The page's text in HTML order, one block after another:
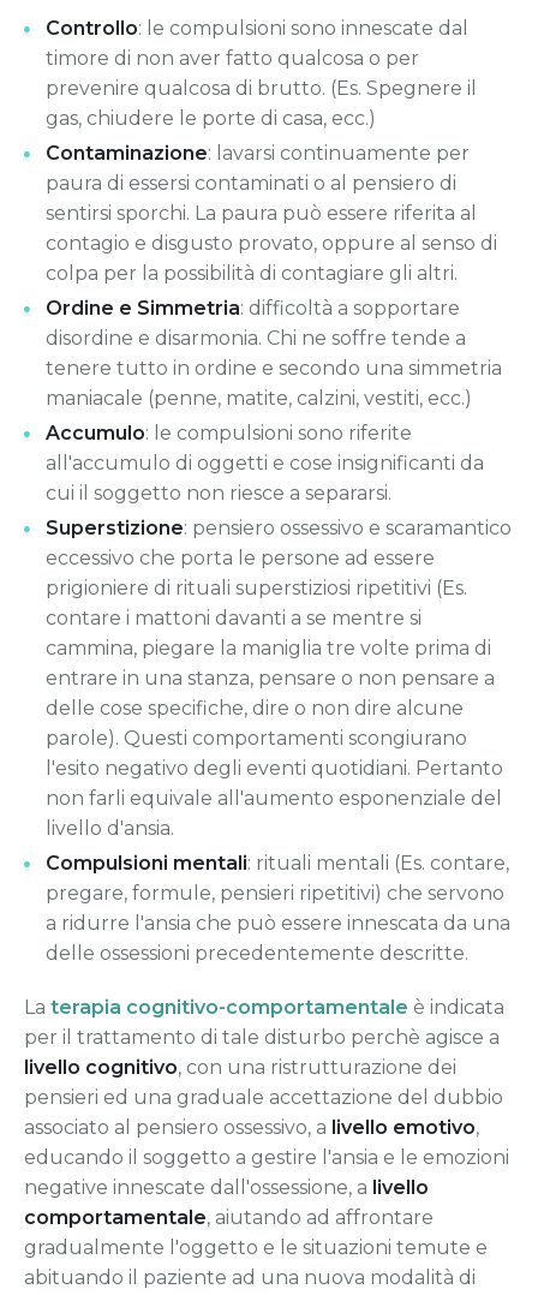
Controllo: le compulsioni sono innescate dal
timore di non aver fatto qualcosa o per
prevenire qualcosa di brutto. (Es. Spegnere il
gas, chiudere le porte di casa, ecc.)
Contaminazione: lavarsi continuamente per
paura di essersi contaminati o al pensiero di
sentirsi sporchi. La paura può essere riferita al
contagio e disgusto provato, oppure al senso di
colpa per la possibilità di contagiare gli altri.
Ordine e Simmetria: difficoltà a sopportare
disordine e disarmonia. Chi ne soffre tende a
tenere tutto in ordine e secondo una simmetria
maniacale (penne, matite, calzini, vestiti, ecc.)
Accumulo: le compulsioni sono riferite
all'accumulo di oggetti e cose insignificanti da
cui il soggetto non riesce a separarsi.
Superstizione: pensiero ossessivo e scaramantico
eccessivo che porta le persone ad essere
prigioniere di rituali superstiziosi ripetitivi (Es.
contare i mattoni davanti a se mentre si
cammina, piegare la maniglia tre volte prima di
entrare in una stanza, pensare o non pensare a
delle cose specifiche, dire o non dire alcune
parole). Questi comportamenti scongiurano
l'esito negativo degli eventi quotidiani. Pertanto
non farli equivale all'aumento esponenziale del
livello d'ansia.
Compulsioni mentali: rituali mentali (Es. contare,
pregare, formule, pensieri ripetitivi) che servono
a ridurre l'ansia che può essere innescata da una
delle ossessioni precedentemente descritte.
La terapia cognitivo-comportamentale è indicata
per il trattamento di tale disturbo perchè agisce a
livello cognitivo, con una ristrutturazione dei
pensieri ed una graduale accettazione del dubbio
associato al pensiero ossessivo, a livello emotivo,
educando il soggetto a gestire l'ansia e le emozioni
negative innescate dall'ossessione, a livello
comportamentale, aiutando ad affrontare
gradualmente l'oggetto e le situazioni temute e
abituando il paziente ad una nuova modalità di